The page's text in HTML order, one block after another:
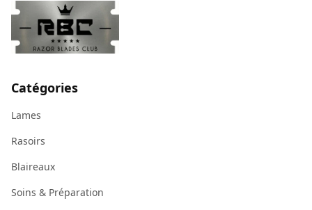
Catégories
Lames
Rasoirs
Blaireaux
Soins & Préparation